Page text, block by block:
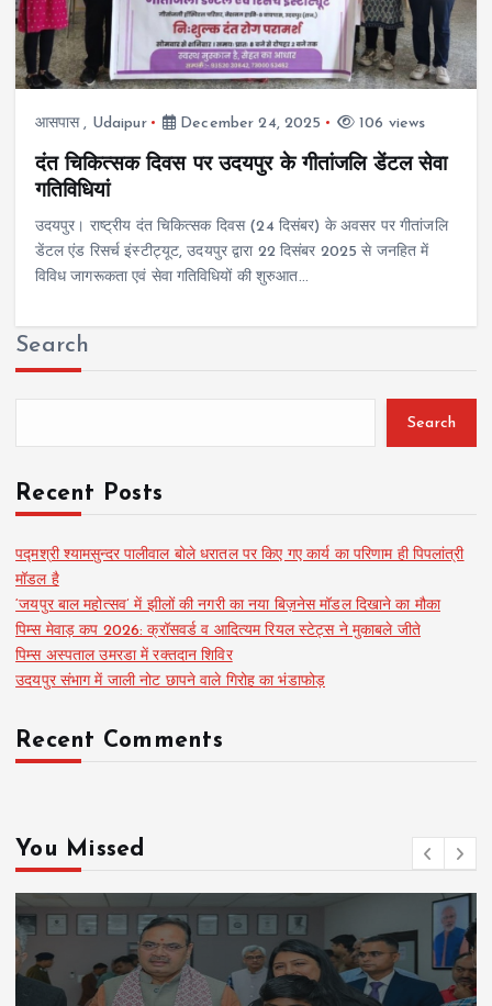
आसपास, Udaipur December 24, 2025 106 views
दंत चिकित्सक दिवस पर उदयपुर के गीतांजलि डेंटल सेवा
गतिविधियां
उदयपुर। राष्ट्रीय दंत चिकित्सक दिवस (24 दिसंबर) के अवसर पर गीतांजलि
डेंटल एंड रिसर्च इंस्टीट्यूट, उदयपुर द्वारा 22 दिसंबर 2025 से जनहित में
विविध जागरूकता एवं सेवा गतिविधियों की शुरुआत…
Search
Search
Recent Posts
पद्मश्री श्यामसुन्दर पालीवाल बोले धरातल पर किए गए कार्य का परिणाम ही पिपलांत्री
मॉडल है
‘जयपुर बाल महोत्सव’ में झीलों की नगरी का नया बिज़नेस मॉडल दिखाने का मौका
पिम्स मेवाड़ कप 2026: क्रॉसवर्ड व आदित्यम रियल स्टेट्स ने मुकाबले जीते
पिम्स अस्पताल उमरडा में रक्तदान शिविर
उदयपुर संभाग में जाली नोट छापने वाले गिरोह का भंडाफोड़
Recent Comments
You Missed